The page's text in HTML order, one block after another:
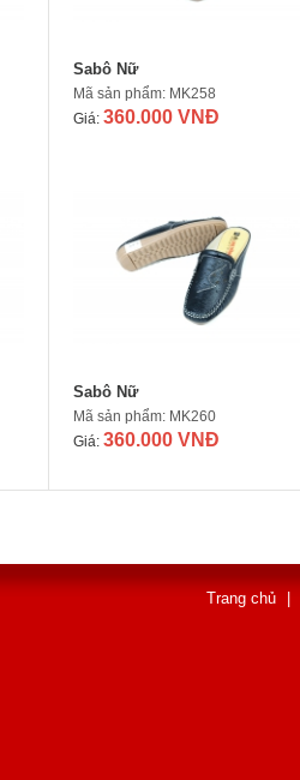
Sabô Nữ
Mã sản phẩm: MK258
Giá: 360.000 VNĐ
Sabô Nữ
Mã sản phẩm: MK260
Giá: 360.000 VNĐ
Trang chủ |